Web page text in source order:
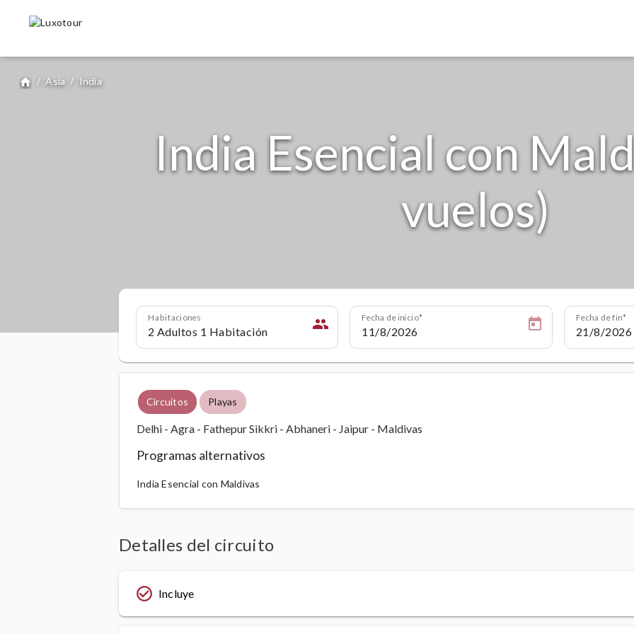
home / Asia / India
India Esencial con
vuelos)
Habitaciones people Fecha de inicio Fecha de fin
Circuitos Playas
Delhi - Agra - Fathepur Sikkri - Abhaneri - Jaipur - Maldivas
Programas alternativos
India Esencial con Maldivas
Detalles del circuito
check_circle_outline Incluye